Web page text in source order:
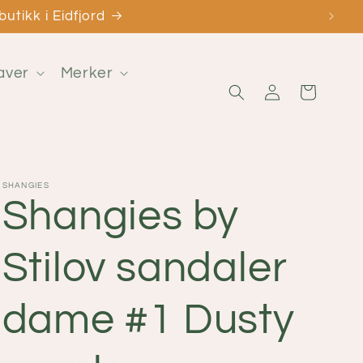
i Eidfjord
Merker
inn
Handlekurv
SHANGIES
Shangies by
Stilov sandaler
dame #1 Dusty